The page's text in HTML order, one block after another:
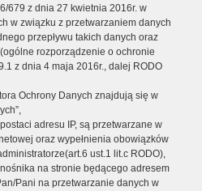
679 z dnia 27 kwietnia 2016r. w
w związku z przetwarzaniem danych
przepływu takich danych oraz
rozporządzenie o ochronie
z dnia 4 maja 2016r., dalej RODO
Ochrony Danych znajdują się w
adresu IP, są przetwarzane w
oraz wypełnienia obowiązków
ust.1 lit.c RODO),
na stronie będącego adresem
Pani na przetwarzanie danych w